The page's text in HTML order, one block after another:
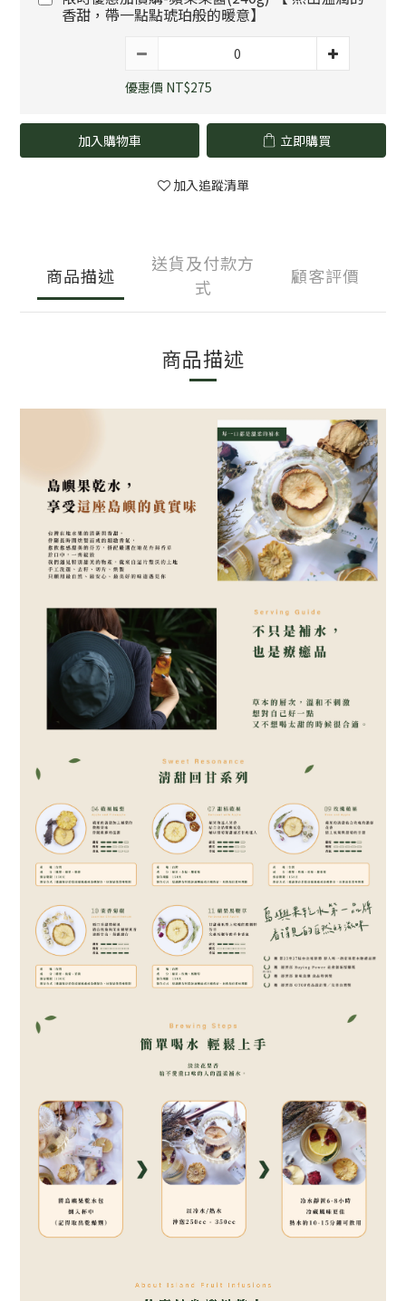
香甜，帶一點點琥珀般的暖意】
優惠價 NT$275
加入購物車 立即購買
加入追蹤清單
商品描述
送貨及付款方
式
顧客評價
商品描述